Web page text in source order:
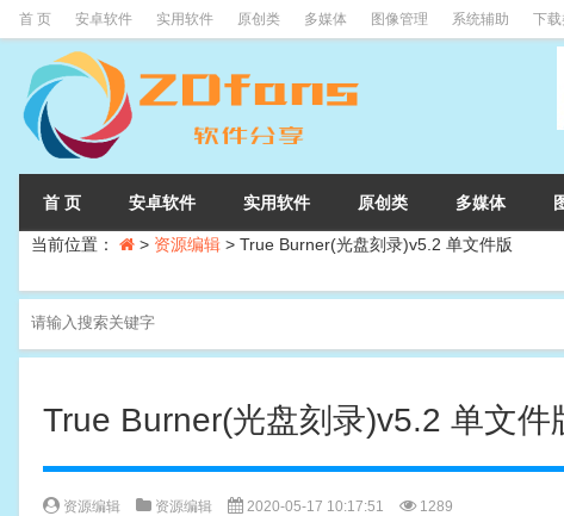
首 页 安卓软件 实用软件 原创类 多媒体 图像管理 系统辅助 下
首 页 安卓软件 实用软件 原创类 多媒体
当前位置： > 资源编辑 > True Burner(光盘刻录)v5.2 单文件版
True Burner(光盘刻录)v5.2 单文件
资源编辑 资源编辑 2020-05-17 10:17:51 1289